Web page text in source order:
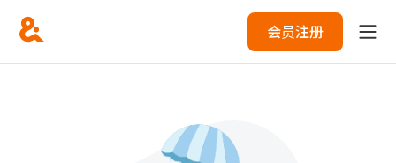
会员注册